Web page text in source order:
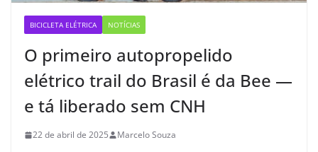
BICICLETA ELÉTRICA NOTÍCIAS
O primeiro autopropelido
elétrico trail do Brasil é da Bee —
e tá liberado sem CNH
22 de abril de 2025 Marcelo Souza